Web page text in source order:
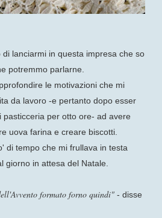
lanciarmi in questa impresa che so
potremmo parlarne.
le motivazioni che mi
da lavoro -e pertanto dopo esser
per otto ore- ad avere
uova farina e creare biscotti.
di tempo che mi frullava in testa
giorno in attesa del Natale.
formato forno quindi" - disse